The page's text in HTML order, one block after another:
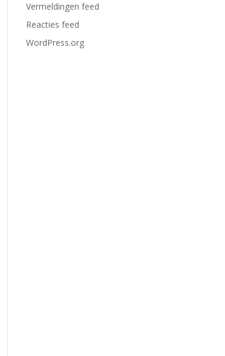
Vermeldingen feed
Reacties feed
WordPress.org